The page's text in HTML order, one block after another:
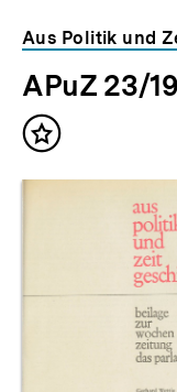
Aus Politik und
APuZ 23/
Inhalt